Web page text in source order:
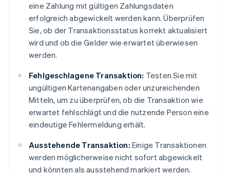
eine Zahlung mit gültigen Zahlungsdaten
erfolgreich abgewickelt werden kann. Überprüfen
Sie, ob der Transaktionsstatus korrekt aktualisiert
wird und ob die Gelder wie erwartet überwiesen
werden.
Fehlgeschlagene Transaktion: Testen Sie mit
ungültigen Kartenangaben oder unzureichenden
Mitteln, um zu überprüfen, ob die Transaktion wie
erwartet fehlschlägt und die nutzende Person eine
eindeutige Fehlermeldung erhält.
Ausstehende Transaktion: Einige Transaktionen
werden möglicherweise nicht sofort abgewickelt
und könnten als ausstehend markiert werden.